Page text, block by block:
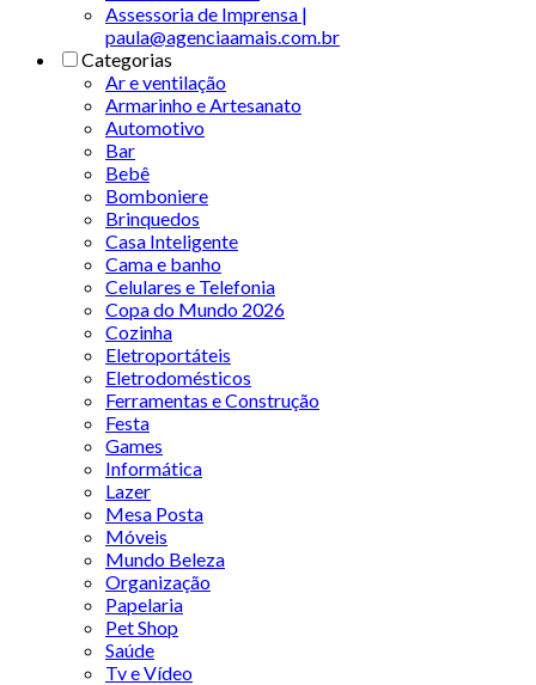
Assessoria de Imprensa |
paula@agenciaamais.com.br
Categorias
Ar e ventilação
Armarinho e Artesanato
Automotivo
Bar
Bebê
Bomboniere
Brinquedos
Casa Inteligente
Cama e banho
Celulares e Telefonia
Copa do Mundo 2026
Cozinha
Eletroportáteis
Eletrodomésticos
Ferramentas e Construção
Festa
Games
Informática
Lazer
Mesa Posta
Móveis
Mundo Beleza
Organização
Papelaria
Pet Shop
Saúde
Tv e Vídeo